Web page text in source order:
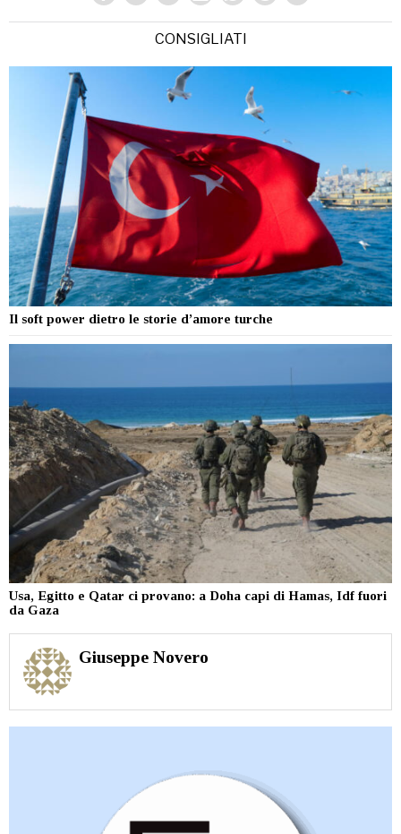
CONSIGLIATI
Il soft power dietro le storie d’amore turche
Usa, Egitto e Qatar ci provano: a Doha capi di Hamas, Idf fuori
da Gaza
Giuseppe Novero